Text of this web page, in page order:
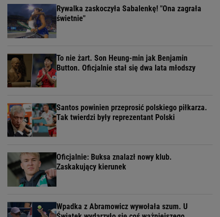
Rywalka zaskoczyła Sabalenkę! "Ona zagrała
świetnie"
To nie żart. Son Heung-min jak Benjamin
Button. Oficjalnie stał się dwa lata młodszy
Santos powinien przeprosić polskiego piłkarza.
Tak twierdzi były reprezentant Polski
Oficjalnie: Buksa znalazł nowy klub.
Zaskakujący kierunek
Wpadka z Abramowicz wywołała szum. U